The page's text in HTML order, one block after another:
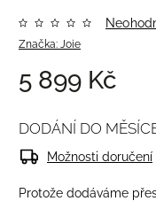
Značka: Joie
5 899 Kč
DODÁNÍ DO
Možnosti doručení
Protože dodáváme